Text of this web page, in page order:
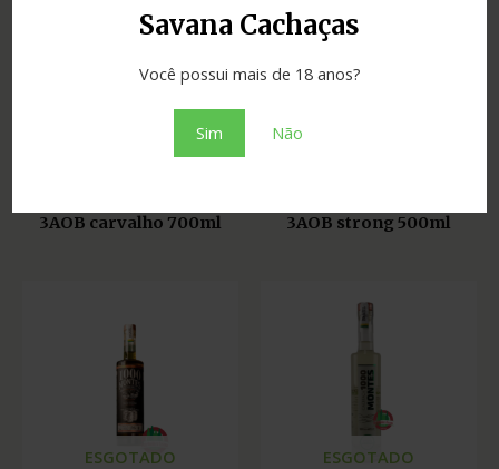
Savana Cachaças
Você possui mais de 18 anos?
Sim Não
ESGOTADO
3AOB carvalho 700ml
3AOB strong 500ml
ESGOTADO ESGOTADO